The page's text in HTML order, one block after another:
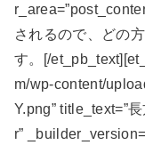
されるので、どの
す。[/
m/wp-content/
Y.png” title_text=”
r”